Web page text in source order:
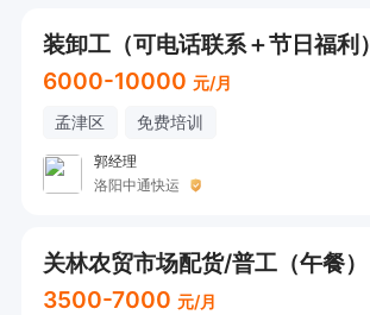
装卸工（可电话联系＋节日福利）
6000-10000 元/月
孟津区 免费培训
郭经理
洛阳中通快运
关林农贸市场配货/普工（午餐）
3500-7000 元/月